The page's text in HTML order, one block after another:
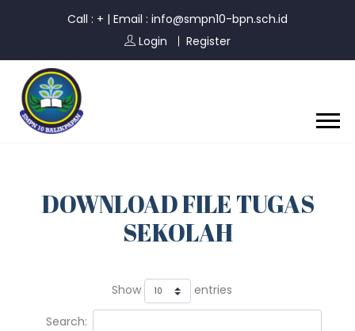
Call : + | Email : info@smpn10-bpn.sch.id
Login
Register
DOWNLOAD FILE TUGAS
SEKOLAH
Show
entries
Search: